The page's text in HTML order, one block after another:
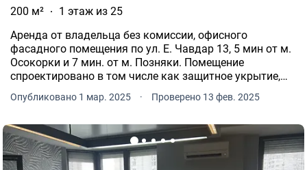
200 м²
1 этаж из 25
Аренда от владельца без комиссии, офисного
фасадного помещения по ул. Е. Чавдар 13, 5 мин от м.
Осокорки и 7 мин. от м. Позняки. Помещение
спроектировано в том числе как защитное укрытие,
производство и тому подобное.
Опубликовано 1 мар. 2025 · Проверено 13 фев. 2025